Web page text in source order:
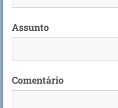
Assunto
Comentário